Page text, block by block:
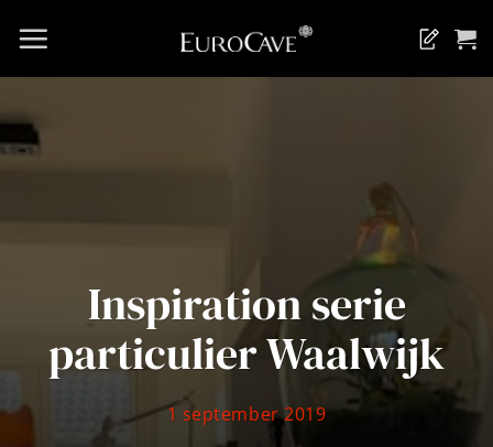
naar
Casestudie
Inspiration serie
particulier Waalwijk